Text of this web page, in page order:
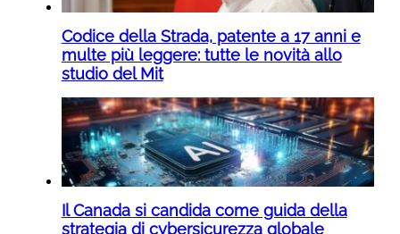
Codice della Strada, patente a 17 anni e
multe più leggere: tutte le novità allo
studio del Mit
Il Canada si candida come guida della
strategia di cybersicurezza globale